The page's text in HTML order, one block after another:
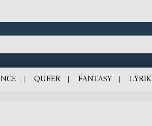
QUEER FANTASY LYRIK